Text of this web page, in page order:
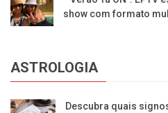
show com formato
ASTROLOGIA
Descubra quais